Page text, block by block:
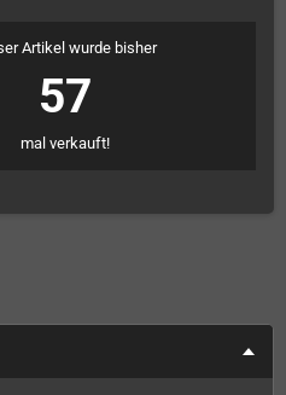
Artikel wurde bisher
57
mal verkauft!